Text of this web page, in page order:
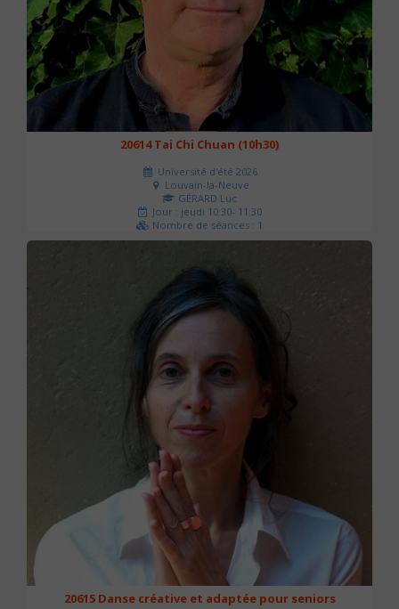
20614 Tai Chi Chuan (10h30)
Université d'été 2026
Louvain-la-Neuve
GÉRARD Luc
Jour : jeudi 10:30- 11:30
Nombre de séances : 1
0 €
20615 Danse créative et adaptée pour seniors